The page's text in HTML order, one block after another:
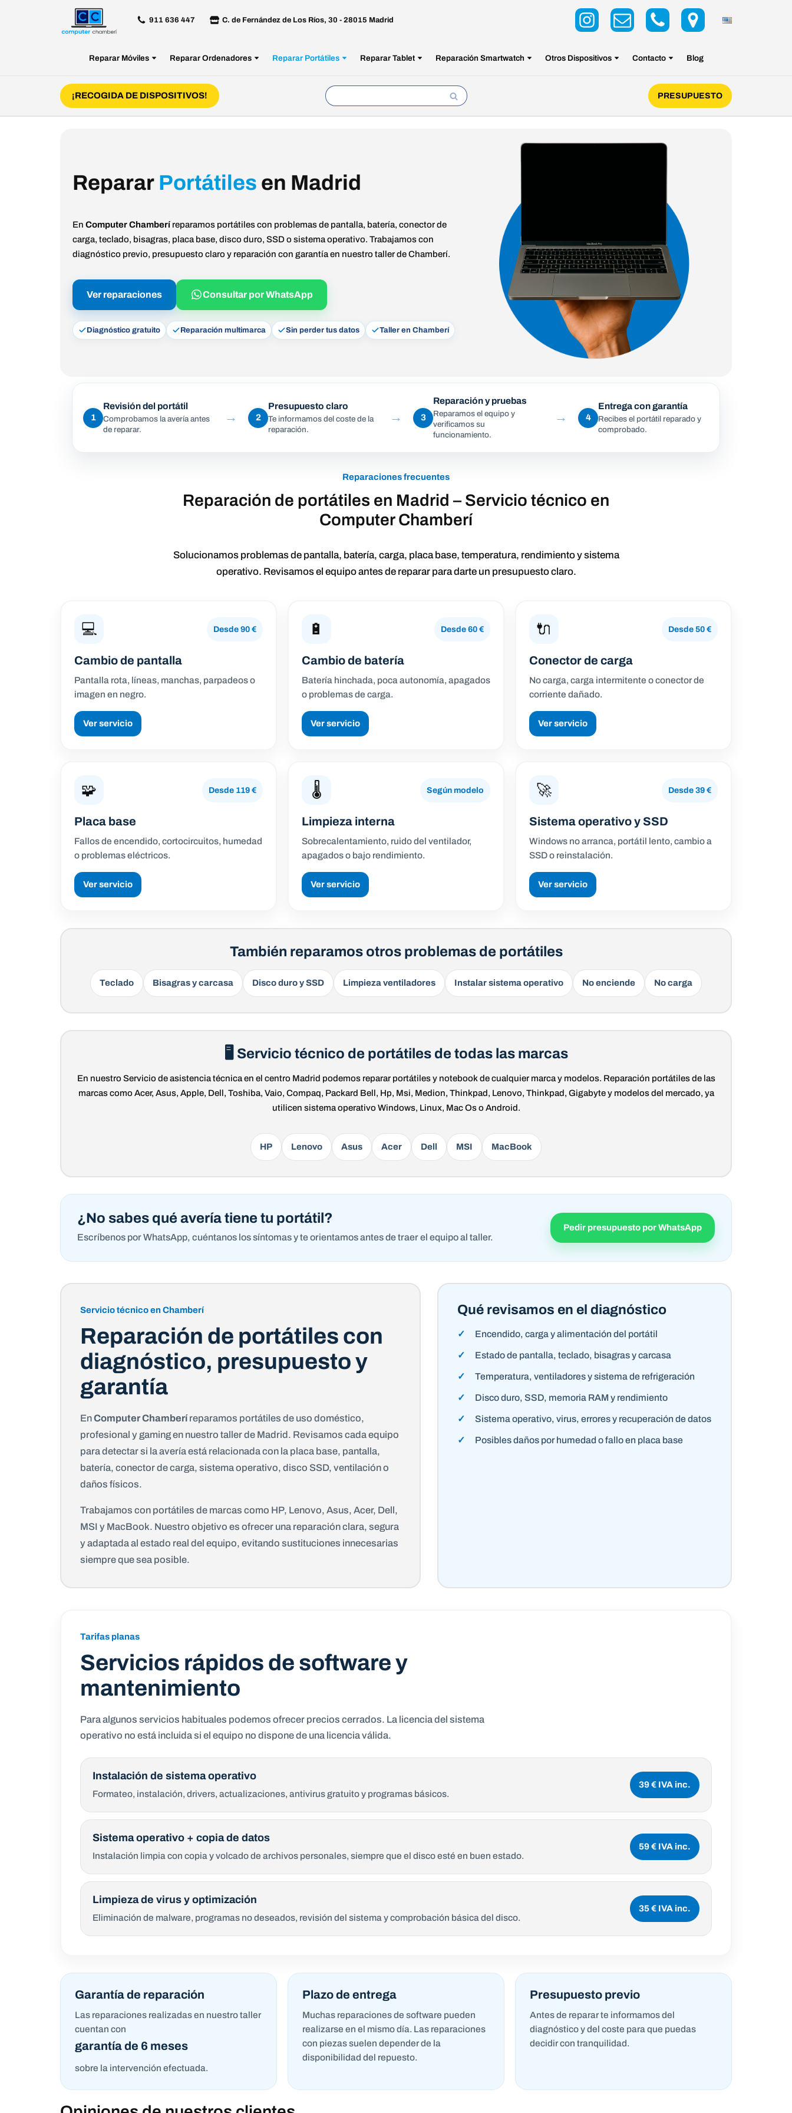
911 636 447 C. de Fernández de Los Ríos, 30 - 28015 Madrid
Reparar Móviles Reparar Ordenadores Reparar Portátiles Reparar Tablet Reparación Smartwatch Otros Dispositivos Contacto Blog
¡RECOGIDA DE DISPOSITIVOS! PRESUPUESTO
Reparar Portátiles en Madrid
EnComputer Chamberí reparamos portátiles con problemas de pantalla, batería, conector de
carga, teclado, bisagras, placa base, disco duro, SSD o sistema operativo. Trabajamos con
diagnóstico previo, presupuesto claro y reparación con garantía en nuestro taller de Chamberí.
Ver reparaciones Consultar por WhatsApp
Diagnóstico gratuito Reparación multimarca Sin perder tus datos Taller en Chamberí
1
Revisión del portátil
Comprobamos la avería antes
de reparar.
→ 2
Presupuesto claro
Te informamos del coste de la
reparación.
→ 3
Reparación y pruebas
Reparamos el equipo y
verificamos su
funcionamiento.
→ 4
Entrega con garantía
Recibes el portátil reparado y
comprobado.
Reparaciones frecuentes
Reparación de portátiles en Madrid – Servicio técnico en
Computer Chamberí
Solucionamos problemas de pantalla, batería, carga, placa base, temperatura, rendimiento y sistema
operativo. Revisamos el equipo antes de reparar para darte un presupuesto claro.
💻 Desde 90 €
Cambio de pantalla
Pantalla rota, líneas, manchas, parpadeos o
imagen en negro.
Ver servicio
🔋 Desde 60 €
Cambio de batería
Batería hinchada, poca autonomía, apagados
o problemas de carga.
Ver servicio
🔌 Desde 50 €
Conector de carga
No carga, carga intermitente o conector de
corriente dañado.
Ver servicio
🧩 Desde 119 €
Placa base
Fallos de encendido, cortocircuitos, humedad
o problemas eléctricos.
Ver servicio
🌡️ Según modelo
Limpieza interna
Sobrecalentamiento, ruido del ventilador,
apagados o bajo rendimiento.
Ver servicio
🚀 Desde 39 €
Sistema operativo y SSD
Windows no arranca, portátil lento, cambio a
SSD o reinstalación.
Ver servicio
También reparamos otros problemas de portátiles
Teclado Bisagras y carcasa Disco duro y SSD Limpieza ventiladores Instalar sistema operativo No enciende No carga
🖥 Servicio técnico de portátiles de todas las marcas
En nuestro Servicio de asistencia técnica en el centro Madrid podemos reparar portátiles y notebook de cualquier marca y modelos. Reparación portátiles de las
marcas como Acer, Asus, Apple, Dell, Toshiba, Vaio, Compaq, Packard Bell, Hp, Msi, Medion, Thinkpad, Lenovo, Thinkpad, Gigabyte y modelos del mercado, ya
utilicen sistema operativo Windows, Linux, Mac Os o Android.
HP Lenovo Asus Acer Dell MSI MacBook
¿No sabes qué avería tiene tu portátil?
Escríbenos por WhatsApp, cuéntanos los síntomas y te orientamos antes de traer el equipo al taller.
Pedir presupuesto por WhatsApp
Servicio técnico en Chamberí
Reparación de portátiles con
diagnóstico, presupuesto y
garantía
EnComputer Chamberíreparamos portátiles de uso doméstico,
profesional y gaming en nuestro taller de Madrid. Revisamos cada equipo
para detectar si la avería está relacionada con la placa base, pantalla,
batería, conector de carga, sistema operativo, disco SSD, ventilación o
daños físicos.
Trabajamos con portátiles de marcas como HP, Lenovo, Asus, Acer, Dell,
MSI y MacBook. Nuestro objetivo es ofrecer una reparación clara, segura
y adaptada al estado real del equipo, evitando sustituciones innecesarias
siempre que sea posible.
Qué revisamos en el diagnóstico
Encendido, carga y alimentación del portátil
Estado de pantalla, teclado, bisagras y carcasa
Temperatura, ventiladores y sistema de refrigeración
Disco duro, SSD, memoria RAM y rendimiento
Sistema operativo, virus, errores y recuperación de datos
Posibles daños por humedad o fallo en placa base
Tarifas planas
Servicios rápidos de software y
mantenimiento
Para algunos servicios habituales podemos ofrecer precios cerrados. La licencia del sistema
operativo no está incluida si el equipo no dispone de una licencia válida.
Instalación de sistema operativo
Formateo, instalación, drivers, actualizaciones, antivirus gratuito y programas básicos.
39 € IVA inc.
Sistema operativo + copia de datos
Instalación limpia con copia y volcado de archivos personales, siempre que el disco esté en buen estado.
59 € IVA inc.
Limpieza de virus y optimización
Eliminación de malware, programas no deseados, revisión del sistema y comprobación básica del disco.
35 € IVA inc.
Garantía de reparación
Las reparaciones realizadas en nuestro taller
cuentan con
garantía de 6 meses
sobre la intervención efectuada.
Plazo de entrega
Muchas reparaciones de software pueden
realizarse en el mismo día. Las reparaciones
con piezas suelen depender de la
disponibilidad del repuesto.
Presupuesto previo
Antes de reparar te informamos del
diagnóstico y del coste para que puedas
decidir con tranquilidad.